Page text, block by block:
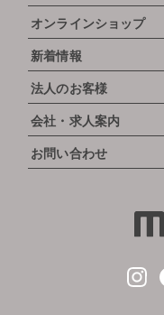
オンラインショップ
新着情報
法人のお客様
会社・求人案内
お問い合わせ